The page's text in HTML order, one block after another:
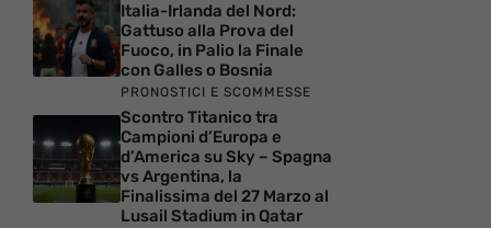
Italia-Irlanda del Nord:
Gattuso alla Prova del
Fuoco, in Palio la Finale
con Galles o Bosnia
PRONOSTICI E SCOMMESSE
Scontro Titanico tra
Campioni d’Europa e
d’America su Sky – Spagna
vs Argentina, la
Finalissima del 27 Marzo al
Lusail Stadium in Qatar